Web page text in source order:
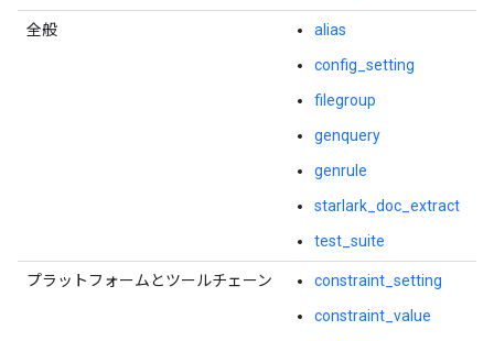
全般
alias
config_setting
filegroup
genquery
genrule
starlark_doc_extract
test_suite
プラットフォームとツールチェーン
constraint_setting
constraint_value